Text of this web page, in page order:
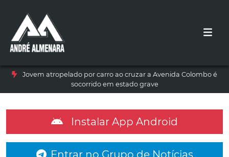
Jovem atropelado por carro ao cruzar a Avenida Colombo é
socorrido em estado grave
Instalar App Android
Entrar no Grupo de Notícias